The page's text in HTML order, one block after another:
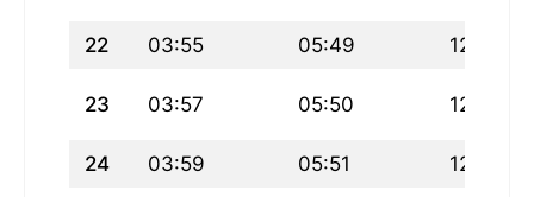
22 03:55 05:49 12:43
23 03:57 05:50 12:43
24 03:59 05:51 12:43